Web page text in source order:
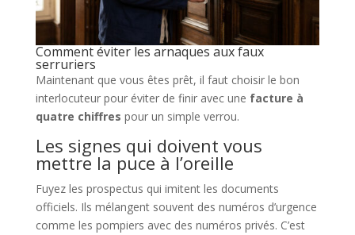
Comment éviter les arnaques aux faux
serruriers
Maintenant que vous êtes prêt, il faut choisir le bon
interlocuteur pour éviter de finir avec une facture à
quatre chiffres pour un simple verrou.
Les signes qui doivent vous
mettre la puce à l’oreille
Fuyez les prospectus qui imitent les documents
officiels. Ils mélangent souvent des numéros d’urgence
comme les pompiers avec des numéros privés. C’est